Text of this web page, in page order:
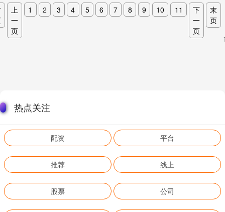
上
一
页
1 2 3 4 5 6 7 8 9 10 11
下
一
页
末
页
热点关注
配资 平台
推荐 线上
股票 公司